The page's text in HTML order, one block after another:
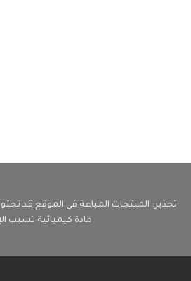
تحذير: المنتجات المباعة في الموقع قد
مادة كيميائية تسبب